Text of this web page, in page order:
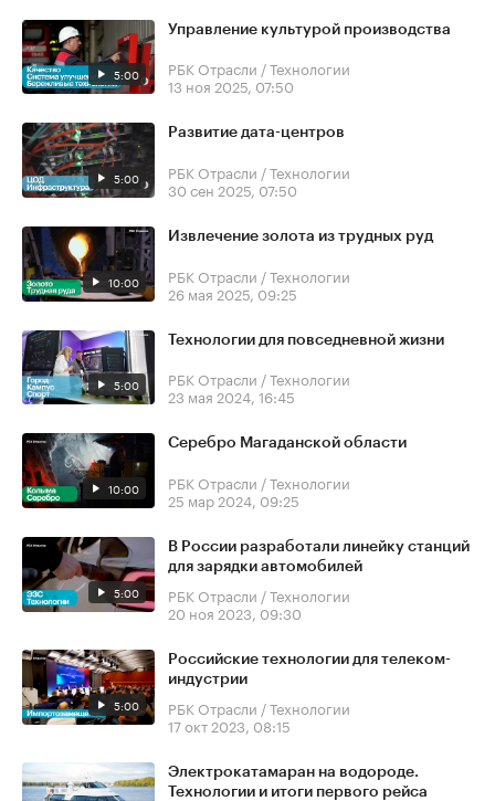
5:00
Управление культурой производства
РБК Отрасли / Технологии
13 ноя 2025, 07:50
5:00
Развитие дата-центров
РБК Отрасли / Технологии
30 сен 2025, 07:50
10:00
Извлечение золота из трудных руд
РБК Отрасли / Технологии
26 мая 2025, 09:25
5:00
Технологии для повседневной жизни
РБК Отрасли / Технологии
23 мая 2024, 16:45
10:00
Серебро Магаданской области
РБК Отрасли / Технологии
25 мар 2024, 09:25
5:00
В России разработали линейку станций
для зарядки автомобилей
РБК Отрасли / Технологии
20 ноя 2023, 09:30
5:00
Российские технологии для телеком-
индустрии
РБК Отрасли / Технологии
17 окт 2023, 08:15
Электрокатамаран на водороде.
Технологии и итоги первого рейса